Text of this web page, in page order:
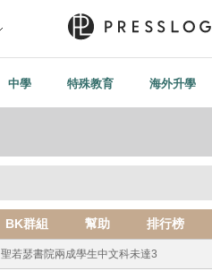
中學 特殊教育 海外升學
BK群組 幫助 排行榜
聖若瑟書院兩成學生中文科未達3